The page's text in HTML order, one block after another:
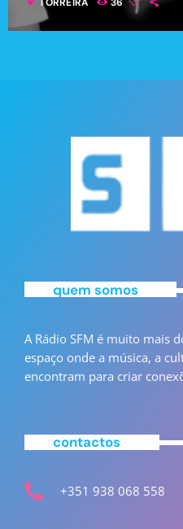
quem somos
A Rádio SFM é muito mais
espaço onde a música, a
encontram para criar
contactos
+351 938 068 558